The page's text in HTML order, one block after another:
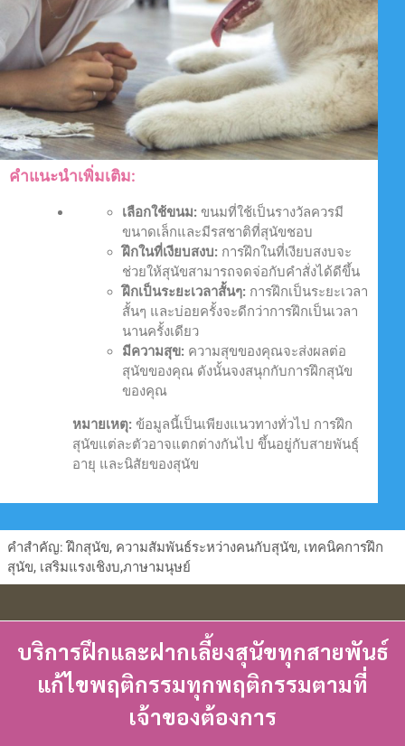
คำแนะนำเพิ่มเติม:
เลือกใช้ขนม: ขนมที่ใช้เป็นรางวัลควรมี
ขนาดเล็กและมีรสชาติที่สุนัขชอบ
ฝึกในที่เงียบสงบ: การฝึกในที่เงียบสงบจะ
ช่วยให้สุนัขสามารถจดจ่อกับคำสั่งได้ดีขึ้น
ฝึกเป็นระยะเวลาสั้นๆ: การฝึกเป็นระยะเวลา
สั้นๆ และบ่อยครั้งจะดีกว่าการฝึกเป็นเวลา
นานครั้งเดียว
มีความสุข: ความสุขของคุณจะส่งผลต่อ
สุนัขของคุณ ดังนั้นจงสนุกกับการฝึกสุนัข
ของคุณ
หมายเหตุ: ข้อมูลนี้เป็นเพียงแนวทางทั่วไป การฝึก
สุนัขแต่ละตัวอาจแตกต่างกันไป ขึ้นอยู่กับสายพันธุ์
อายุ และนิสัยของสุนัข
คำสำคัญ: ฝึกสุนัข, ความสัมพันธ์ระหว่างคนกับสุนัข, เทคนิคการฝึก
สุนัข, เสริมแรงเชิงบ,ภาษามนุษย์
บริการฝึกและฝากเลี้ยงสุนัขทุกสายพันธ์
แก้ไขพฤติกรรมทุกพฤติกรรมตามที่
เจ้าของต้องการ